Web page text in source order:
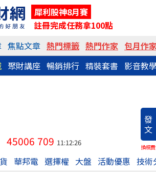
犀利股神8月賽
註冊完成任務拿100點
焦點文章 熱門標籤 熱門作家 包月作
聚財講座 暢銷排行 精裝套書 影音教
發
文
換稿費
45006 709 11:12:26
華邦電 選擇權 大盤 活動優惠 技術